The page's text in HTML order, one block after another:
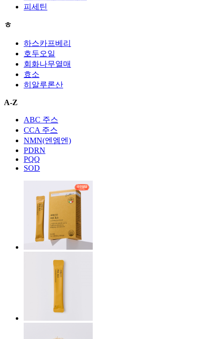
피세틴
ㅎ
하스카프베리
호두오일
회화나무열매
효소
히알루론산
A-Z
ABC 주스
CCA 주스
NMN(엔엠엔)
PDRN
PQQ
SOD